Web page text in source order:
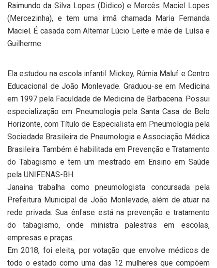
Raimundo da Silva Lopes (Didico) e Mercês Maciel Lopes
(Mercezinha), e tem uma irmã chamada Maria Fernanda
Maciel. É casada com Altemar Lúcio Leite e mãe de Luísa e
Guilherme.
Ela estudou na escola infantil Mickey, Rúmia Maluf e Centro
Educacional de João Monlevade. Graduou-se em Medicina
em 1997 pela Faculdade de Medicina de Barbacena. Possui
especialização em Pneumologia pela Santa Casa de Belo
Horizonte, com Título de Especialista em Pneumologia pela
Sociedade Brasileira de Pneumologia e Associação Médica
Brasileira. Também é habilitada em Prevenção e Tratamento
do Tabagismo e tem um mestrado em Ensino em Saúde
pela UNIFENAS-BH.
Janaina trabalha como pneumologista concursada pela
Prefeitura Municipal de João Monlevade, além de atuar na
rede privada. Sua ênfase está na prevenção e tratamento
do tabagismo, onde ministra palestras em escolas,
empresas e praças.
Em 2018, foi eleita, por votação que envolve médicos de
todo o estado como uma das 12 mulheres que compõem